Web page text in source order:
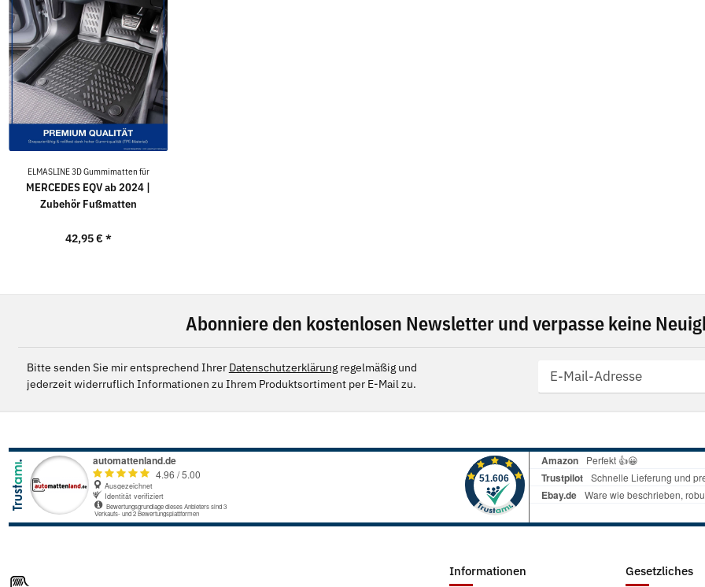
ELMASLINE 3D Gummimatten für
MERCEDES EQV ab 2024 |
Zubehör Fußmatten
42,95 € *
Abonniere den kostenlosen Newsletter und verpasse keine
Bitte senden Sie mir entsprechend Ihrer Datenschutzerklärungregelmäßig und
jederzeit widerruflich Informationen zu Ihrem Produktsortiment per E-Mail zu.
Informationen Gesetzliches